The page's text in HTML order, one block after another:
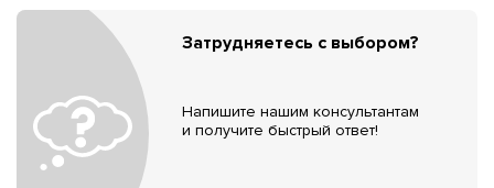
Затрудняетесь с выбором?
Напишите нашим консультантам
и получите быстрый ответ!